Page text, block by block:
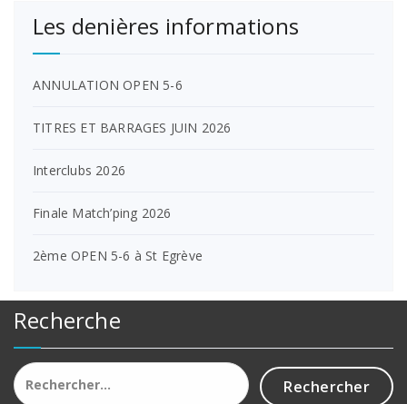
Les denières informations
ANNULATION OPEN 5-6
TITRES ET BARRAGES JUIN 2026
Interclubs 2026
Finale Match’ping 2026
2ème OPEN 5-6 à St Egrève
Recherche
Rechercher :